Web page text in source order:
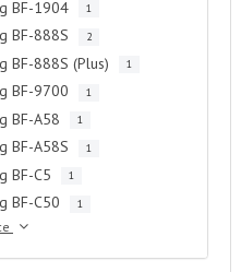
BF-1904 1
BF-888S 2
BF-888S (Plus) 1
BF-9700 1
BF-A58 1
BF-A58S 1
BF-C5 1
BF-C50 1